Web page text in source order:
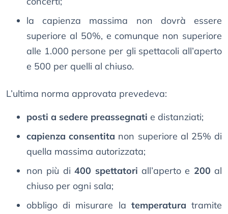
la capienza massima non dovrà essere
superiore al 50%, e comunque non superiore
alle 1.000 persone per gli spettacoli all’aperto
e 500 per quelli al chiuso.
L’ultima norma approvata prevedeva:
posti a sedere preassegnati e distanziati;
capienza consentita non superiore al 25% di
quella massima autorizzata;
non più di400 spettatori all’aperto e 200 al
chiuso per ogni sala;
obbligo di misurare la temperatura tramite